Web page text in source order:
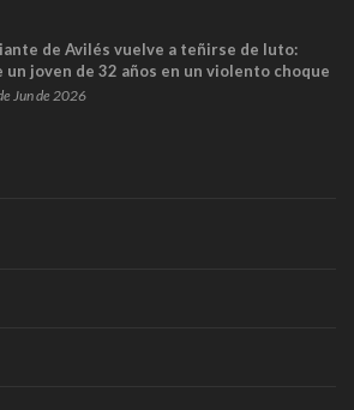
de Avilés vuelve a teñirse de luto:
un joven de 32 años en un violento choque
Jun de 2026